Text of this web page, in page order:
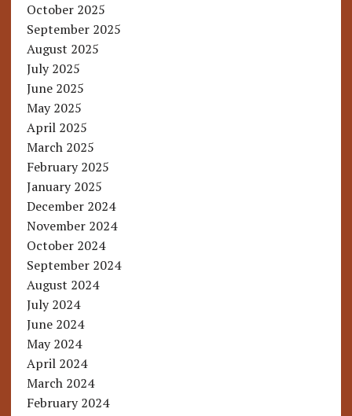
October 2025
September 2025
August 2025
July 2025
June 2025
May 2025
April 2025
March 2025
February 2025
January 2025
December 2024
November 2024
October 2024
September 2024
August 2024
July 2024
June 2024
May 2024
April 2024
March 2024
February 2024